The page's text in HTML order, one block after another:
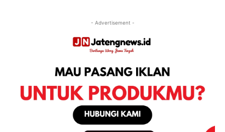
- Advertisement -